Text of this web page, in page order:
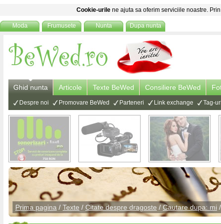
Cookie-urile ne ajuta sa oferim serviciile noastre.
Moda Frumusete Nunta Dupa nunta
Ghid nunta Articole Texte BeWed Consiliere BeWed
Despre noi Promovare BeWed Parteneri Link exchange Tag-
Prima pagina / Texte / Citate despre dragoste / Cautare dupa: mi